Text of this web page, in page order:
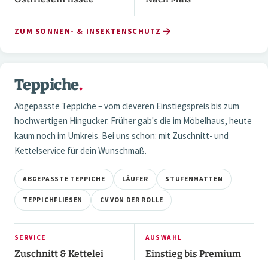
ZUM SONNEN- & INSEKTENSCHUTZ
04 — TEPPICHE
Teppiche.
Abgepasste Teppiche – vom cleveren Einstiegspreis bis zum
hochwertigen Hingucker. Früher gab's die im Möbelhaus, heute
kaum noch im Umkreis. Bei uns schon: mit Zuschnitt- und
Kettelservice für dein Wunschmaß.
ABGEPASSTE TEPPICHE LÄUFER STUFENMATTEN
TEPPICHFLIESEN CV VON DER ROLLE
SERVICE
Zuschnitt & Kettelei
AUSWAHL
Einstieg bis Premium